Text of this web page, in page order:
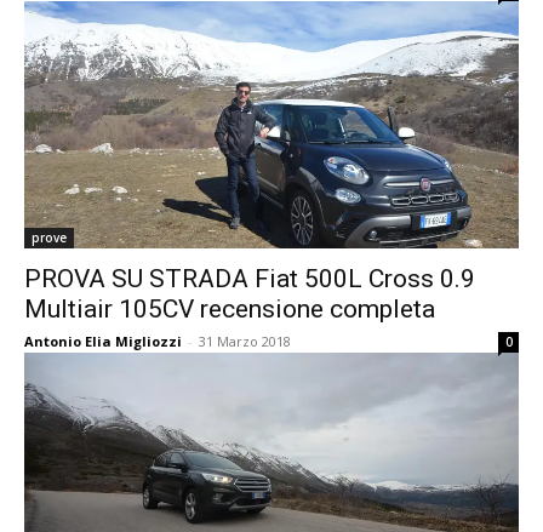
prove
PROVA SU STRADA Fiat 500L Cross 0.9
Multiair 105CV recensione completa
Antonio Elia Migliozzi - 31 Marzo 2018 0